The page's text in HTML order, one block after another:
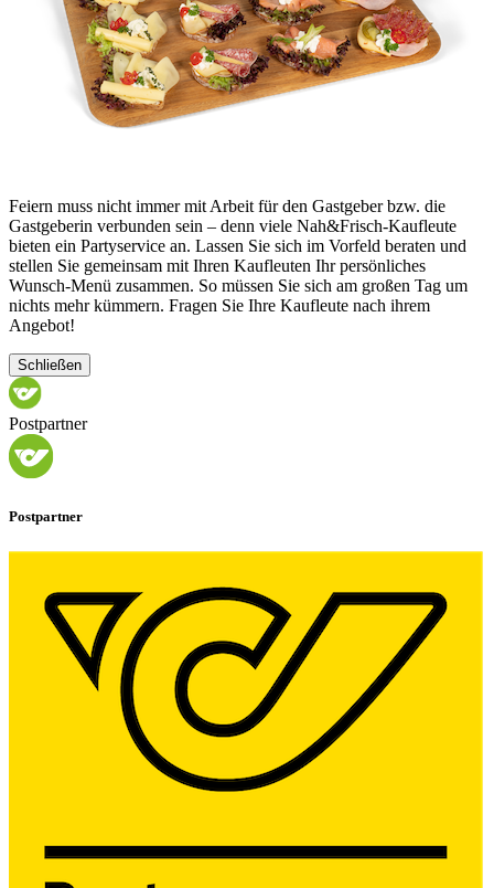
Feiern muss nicht immer mit Arbeit für den Gastgeber bzw. die
Gastgeberin verbunden sein – denn viele Nah&Frisch-Kaufleute
bieten ein Partyservice an. Lassen Sie sich im Vorfeld beraten und
stellen Sie gemeinsam mit Ihren Kaufleuten Ihr persönliches
Wunsch-Menü zusammen. So müssen Sie sich am großen Tag um
nichts mehr kümmern. Fragen Sie Ihre Kaufleute nach ihrem
Angebot!
Schließen
Postpartner
Postpartner